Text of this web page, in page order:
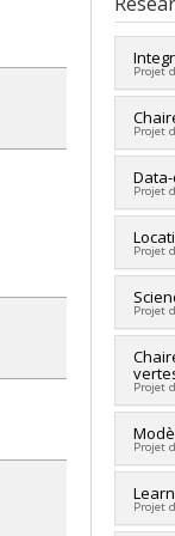
Lien
Projet
Lead
Projet
Lead
Projet
Lead
Projet
Lead
Co-
Projet
Lead
Co-
Projet
Lead
Co-
Projet
Lead
Projet